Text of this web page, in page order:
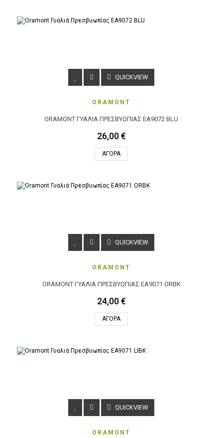
QUICKVIEW
ORAMONT
ORAMONT ΓΥΑΛΙΆ ΠΡΕΣΒΥΩΠΊΑΣ EA9072 BLU
26,00 €
ΑΓΟΡΆ
QUICKVIEW
ORAMONT
ORAMONT ΓΥΑΛΙΆ ΠΡΕΣΒΥΩΠΊΑΣ EA9071 ORBK
24,00 €
ΑΓΟΡΆ
QUICKVIEW
ORAMONT